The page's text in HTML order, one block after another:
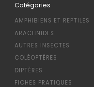
Catégories
AMPHIBIENS ET REPTILES
ARACHNIDES
AUTRES INSECTES
COLÉOPTÈRES
DIPTÈRES
FICHES PRATIQUES